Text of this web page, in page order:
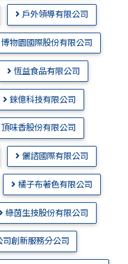
戶外領導有限公司
物園國際股份有限公司
恆益食品有限公司
錸億科技有限公司
味香股份有限公司
儷諮國際有限公司
橘子布著色有限公司
綠茵生技股份有限公司
創新服務分公司